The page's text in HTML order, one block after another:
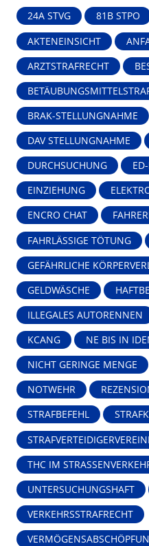
24A STVG 81B STPO
AKTENEINSICHT
ARZTSTRAFRECHT
BRAK-STELLUNGNAHME
DAV STELLUNGNAHME
DURCHSUCHUNG
EINZIEHUNG
ENCRO CHAT
FAHRLÄSSIGE TÖTUNG
GEFÄHRLICHE
GELDWÄSCHE
ILLEGALES AUTORENNEN
KCANG NE BIS IN
NICHT GERINGE MENGE
NOTWEHR
STRAFBEFEHL
THC IM STRASSENVERKEHR
UNTERSUCHUNGSHAFT
VERKEHRSSTRAFRECHT